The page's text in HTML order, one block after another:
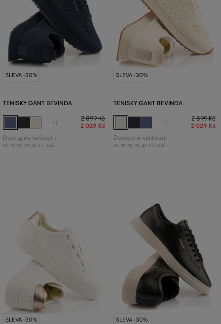
SLEVA -30%
TENISKY GANT BEVINDA
+1
2 899 Kč
2 029 Kč
Dostupné velikosti:
36 37, 38 39, 40 +1 další
SLEVA -30%
TENISKY GANT BEVINDA
+1
2 899 Kč
2 029 Kč
Dostupné velikosti:
36 37, 38 39, 40 +2 další
SLEVA -30% SLEVA -30%